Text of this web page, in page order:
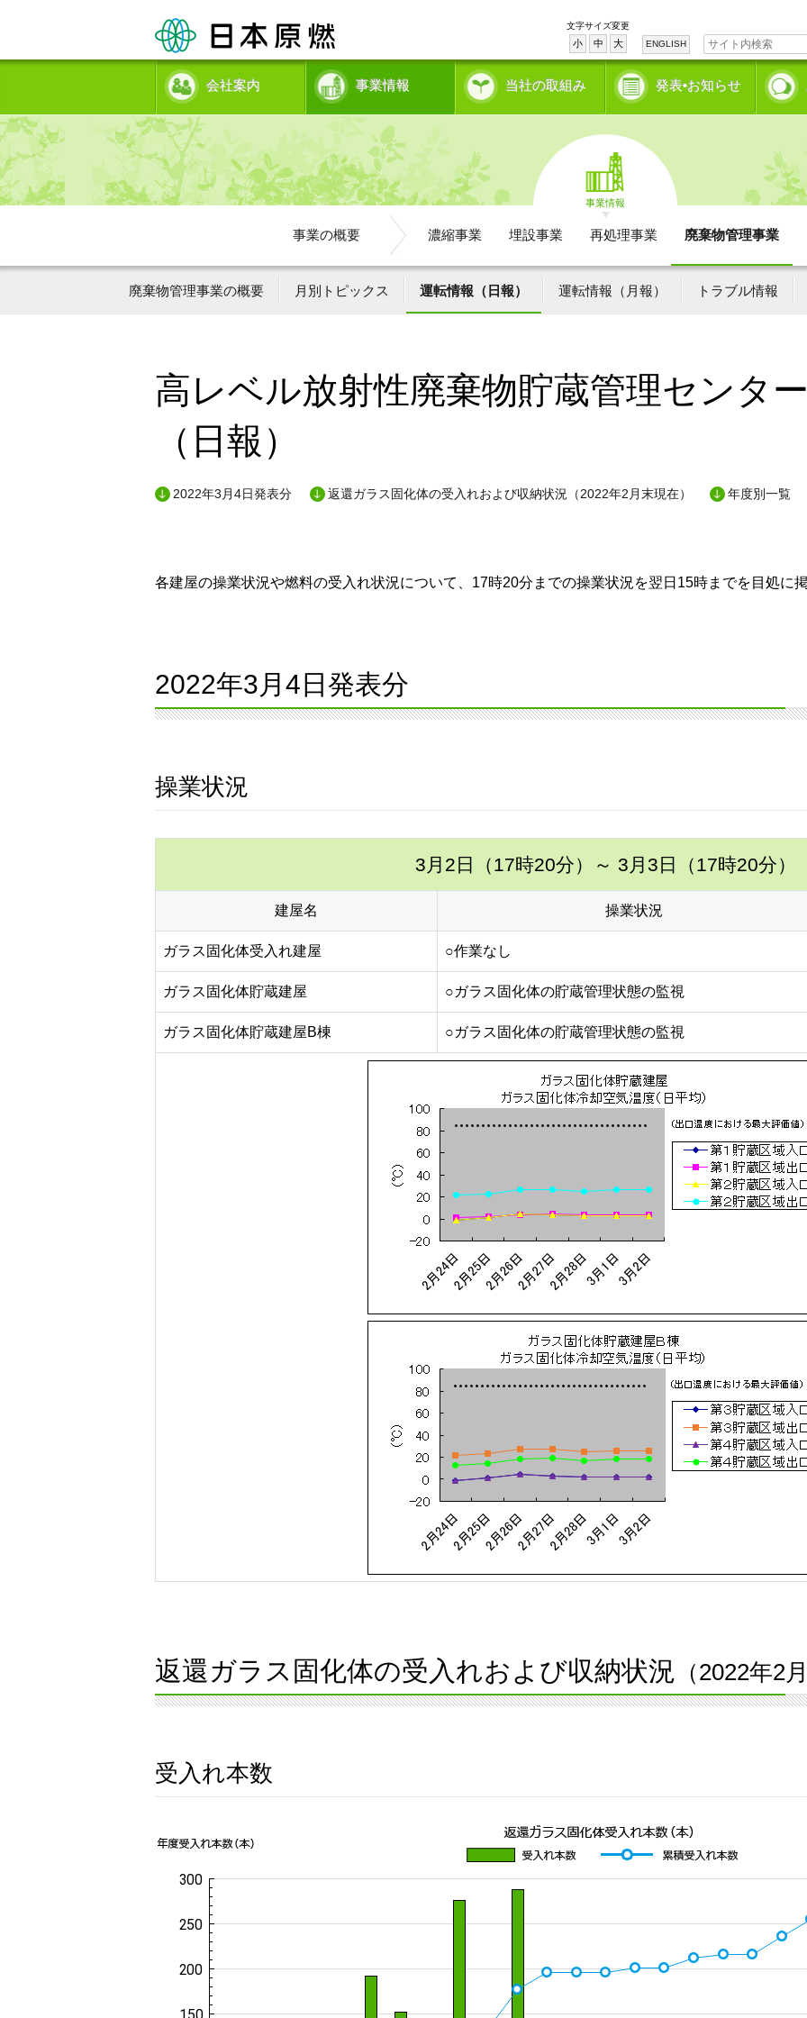
文字サイズ変更
小 中 大 ENGLISH
会社案内 事業情報 当社の取組み 発表•お知らせ
事業情報
事業の概要 濃縮事業 埋設事業 再処理事業 廃棄物管理事業
廃棄物管理事業の概要 月別トピックス 運転情報（日報） 運転情報（月報） トラブル情報
高レベル放射性廃棄物貯蔵管理センタ
（日報）
2022年3月4日発表分 返還ガラス固化体の受入れおよび収納状況（2022年2月末現在） 年度別一覧
各建屋の操業状況や燃料の受入れ状況について、17時20分までの操業状況を翌日15時までを目処に
2022年3月4日発表分
操業状況
3月2日（17時20分） ～ 3月3日（17時20分）
建屋名 操業状況
ガラス固化体受入れ建屋 ○作業なし
ガラス固化体貯蔵建屋 ○ガラス固化体の貯蔵管理状態の監視
ガラス固化体貯蔵建屋B棟 ○ガラス固化体の貯蔵管理状態の監視
返還ガラス固化体の受入れおよび収納状況 （2022年2
受入れ本数